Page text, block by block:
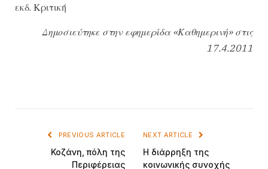
εκδ. Κριτική
Δημοσιεύτηκε στην εφημερίδα «Καθημερινή» στις
17.4.2011
PREVIOUS ARTICLE
Κοζάνη, πόλη της
Περιφέρειας
NEXT ARTICLE
Η διάρρηξη της
κοινωνικής συνοχής